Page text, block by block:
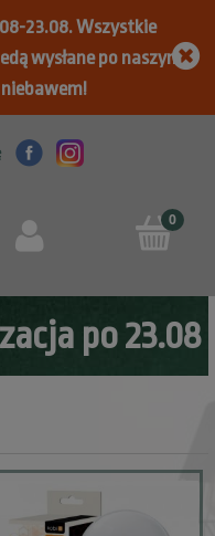
23.08. Wszystkie
wysłane po naszym
po 23.08